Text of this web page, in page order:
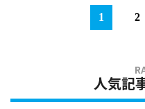
1 2
人気記